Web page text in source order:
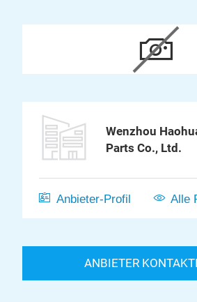
Wenzhou
Parts Co., Ltd.
Anbieter-Profil Alle
ANBIETER